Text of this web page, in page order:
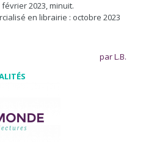
2023, minuit.
en librairie : octobre 2023
par L.B.